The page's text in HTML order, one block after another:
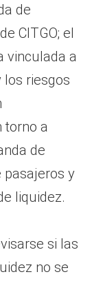
de
CITGO; el
vinculada a
los riesgos
torno a
de
pasajeros y
liquidez.
si las
no se